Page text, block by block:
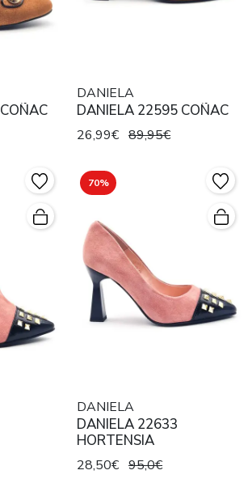
DANIELA
DANIELA 22595 COÑAC
26,99€ 89,95€
70%
DANIELA
DANIELA 22633
HORTENSIA
28,50€ 95,0€